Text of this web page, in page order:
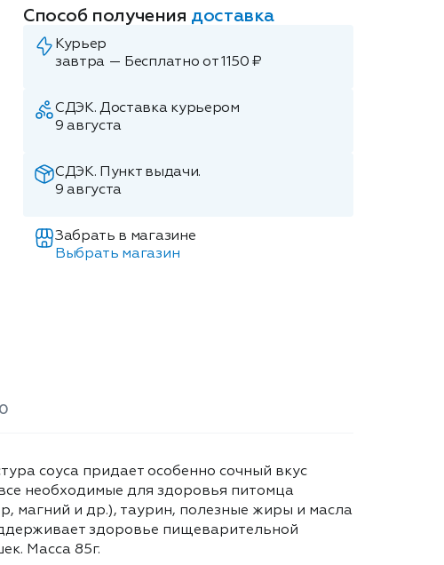
Способ получения доставка
Курьер
завтра — Бесплатно от 1150 ₽
СДЭК. Доставка курьером
9 августа
СДЭК. Пункт выдачи.
9 августа
Забрать в магазине
Выбрать магазин
соуса придает особенно сочный вкус
необходимые для здоровья питомца
магний и др.), таурин, полезные жиры и масла
здоровье пищеварительной
Масса 85г.